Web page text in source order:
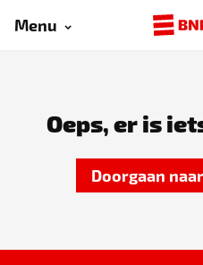
Menu
Oeps, er is
Doorgaan